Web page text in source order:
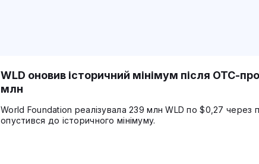
WLD оновив історичний мінімум після
млн
World Foundation реалізувала 239 млн WLD по $0,27 через
опустився до історичного мінімуму.